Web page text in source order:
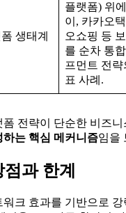
생태계
플랫폼) 위
이, 카카오
오쇼핑 등
를 순차 통
프먼트 전략
표 사례.
전략이 단순한 비즈
는 핵심 메커니즘임을
과 한계
크 효과를 기반으로